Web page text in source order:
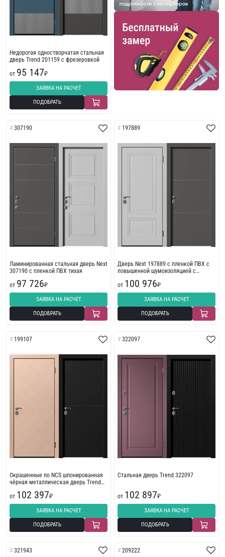
Недорогая одностворчатая стальная
дверь Trend 201159 с фрезеровкой
от 95 147₽
ЗАЯВКА НА РАСЧЕТ
ПОДОБРАТЬ
307190
Ламинированная стальная дверь Next
307190 с пленкой ПВХ тихая
от 97 726₽
ЗАЯВКА НА РАСЧЕТ
ПОДОБРАТЬ
197889
Дверь Next 197889 с пленкой ПВХ с
повышенной шумоизоляцией с
от 100 976₽
ЗАЯВКА НА РАСЧЕТ
ПОДОБРАТЬ
199107
Окрашенные по NCS шпонированная
чёрная металлическая дверь Trend
от 102 397₽
ЗАЯВКА НА РАСЧЕТ
ПОДОБРАТЬ
322097
Стальная дверь Trend 322097
от 102 897₽
ЗАЯВКА НА РАСЧЕТ
ПОДОБРАТЬ
321943 209222